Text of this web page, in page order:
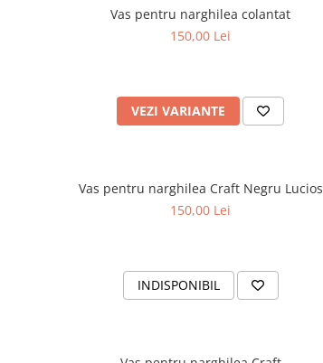
Vas pentru narghilea colantat
150,00 Lei
VEZI VARIANTE
Vas pentru narghilea Craft Negru Lucios
150,00 Lei
INDISPONIBIL